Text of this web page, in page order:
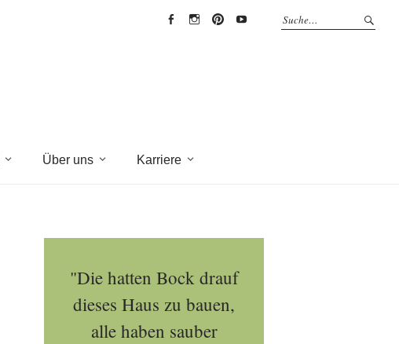
Über uns Karriere
"Die hatten Bock drauf
dieses Haus zu bauen,
alle haben sauber